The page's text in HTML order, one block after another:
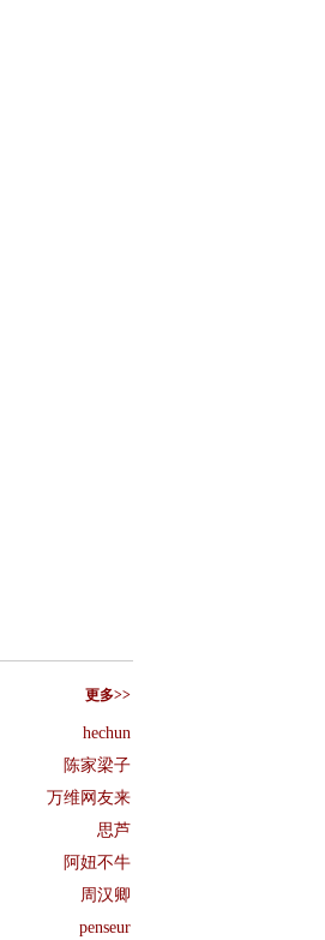
更多>>
hechun
陈家梁子
万维网友来
思芦
阿妞不牛
周汉卿
penseur